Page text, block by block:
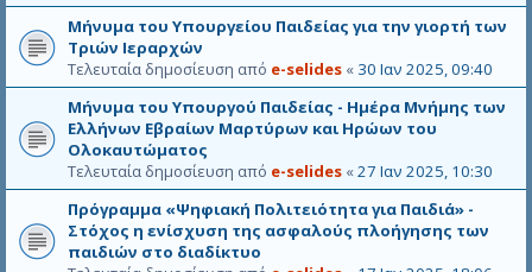
Μήνυμα του Υπουργείου Παιδείας για την γιορτή των
Τριών Ιεραρχών
Τελευταία δημοσίευση από e-selides « 30 Ιαν 2025, 09:40
Μήνυμα του Υπουργού Παιδείας - Ημέρα Μνήμης των
Ελλήνων Εβραίων Μαρτύρων και Ηρώων του
Ολοκαυτώματος
Τελευταία δημοσίευση από e-selides «27 Ιαν 2025, 10:30
Πρόγραμμα «Ψηφιακή Πολιτειότητα για Παιδιά» -
Στόχος η ενίσχυση της ασφαλούς πλοήγησης των
παιδιών στο διαδίκτυο